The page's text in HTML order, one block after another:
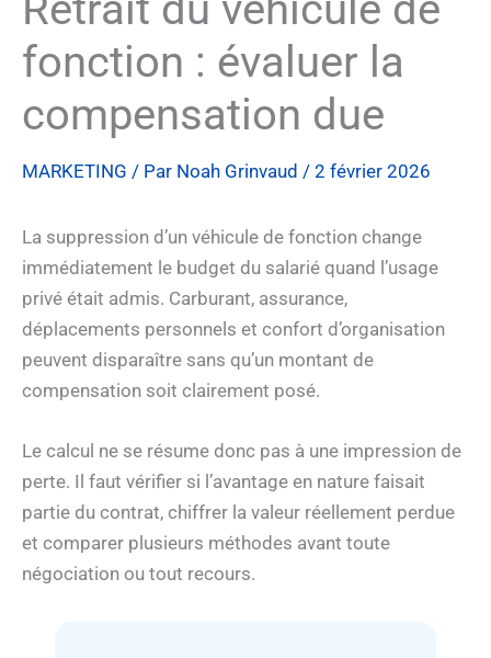
fonction : évaluer la
compensation due
MARKETING / Par Noah Grinvaud / 2 février 2026
La suppression d’un véhicule de fonction change
immédiatement le budget du salarié quand l’usage
privé était admis. Carburant, assurance,
déplacements personnels et confort d’organisation
peuvent disparaître sans qu’un montant de
compensation soit clairement posé.
Le calcul ne se résume donc pas à une impression de
perte. Il faut vérifier si l’avantage en nature faisait
partie du contrat, chiffrer la valeur réellement perdue
et comparer plusieurs méthodes avant toute
négociation ou tout recours.